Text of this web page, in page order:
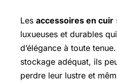
Les accessoires en cuir
luxueuses et durables
d’élégance à toute
stockage adéquat, ils
perdre leur lustre et